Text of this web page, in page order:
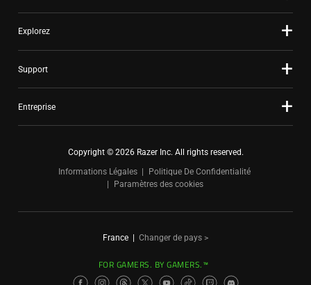
Explorez
Support
Entreprise
Copyright © 2026 Razer Inc. All rights reserved.
Informations Légales
Politique De Confidentialité
Paramètres des cookies
France Changer de pays >
FOR GAMERS. BY GAMERS.™